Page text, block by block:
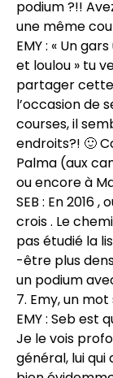
podium ?!!
une même
EMY : « Un
et loulou » tu
partager cette
l’occasion de
courses, il
endroits?! 🙂
Palma (aux
ou encore à
SEB : En 2016
crois . Le
pas étudié la
-être plus
un podium
7. Emy, un
EMY : Seb est
Je le vois
général, lui